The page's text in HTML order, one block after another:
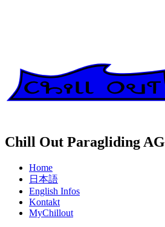
Chill Out Paragliding AG
Home
日本語
English Infos
Kontakt
MyChillout